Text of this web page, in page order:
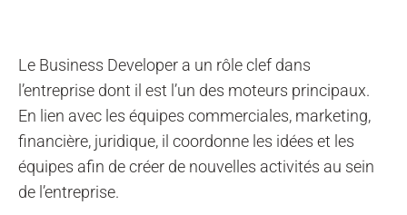
Le Business Developer a un rôle clef dans
l’entreprise dont il est l’un des moteurs principaux.
En lien avec les équipes commerciales, marketing,
financière, juridique, il coordonne les idées et les
équipes afin de créer de nouvelles activités au sein
de l’entreprise.